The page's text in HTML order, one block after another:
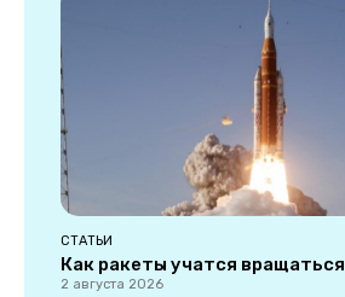
СТАТЬИ
Как ракеты учатся вращаться
2 августа 2026